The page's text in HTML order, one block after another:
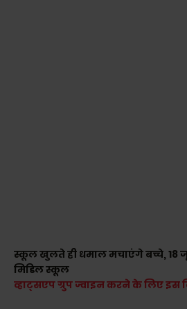
स्कूल खुलते ही धमाल मचाएंगे बच्चे, 18
मिडिल स्कूल
व्हाट्सएप ग्रुप ज्वाइन करने के लिए